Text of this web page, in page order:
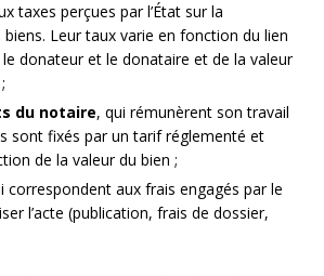
taxes perçues par l’État sur la
Leur taux varie en fonction du lien
donateur et le donataire et de la valeur
du notaire, qui rémunèrent son travail
sont fixés par un tarif réglementé et
de la valeur du bien ;
correspondent aux frais engagés par le
l’acte (publication, frais de dossier,